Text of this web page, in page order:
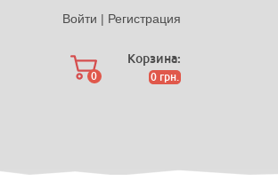
Войти | Регистрация
0
Корзина:
0 грн.